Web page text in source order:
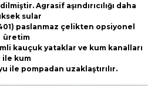
Agrasif aşındırıcılığı daha
sular
paslanmaz çelikten opsiyonel
üretim
kauçuk yataklar ve kum kanalları
ile kum
ile pompadan uzaklaştırılır.